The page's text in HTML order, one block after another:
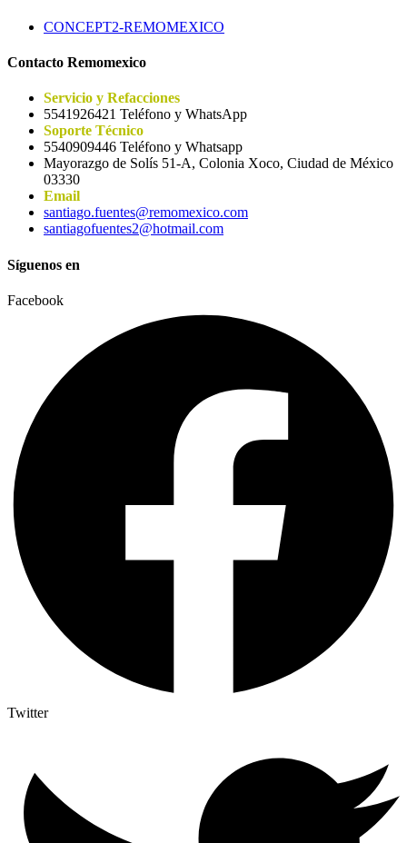
CONCEPT2-REMOMEXICO
Contacto Remomexico
Servicio y Refacciones
5541926421 Teléfono y WhatsApp
Soporte Técnico
5540909446 Teléfono y Whatsapp
Mayorazgo de Solís 51-A, Colonia Xoco, Ciudad de México
03330
Email
santiago.fuentes@remomexico.com
santiagofuentes2@hotmail.com
Síguenos en
Facebook
Twitter